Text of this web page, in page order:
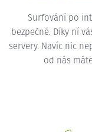
Surfování po
bezpečné. Díky ní
servery. Navíc nic
od nás máte